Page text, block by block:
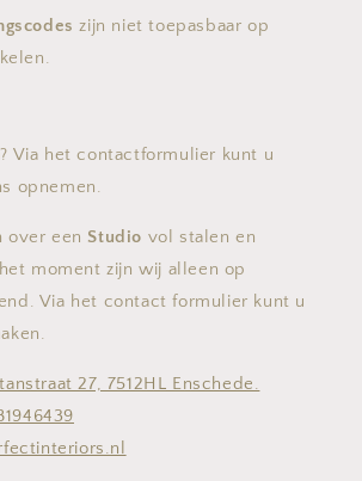
zijn niet toepasbaar op
? Via het contactformulier kunt u
opnemen.
over een Studio vol stalen en
moment zijn wij alleen op
Via het contact formulier kunt u
27, 7512HL Enschede.